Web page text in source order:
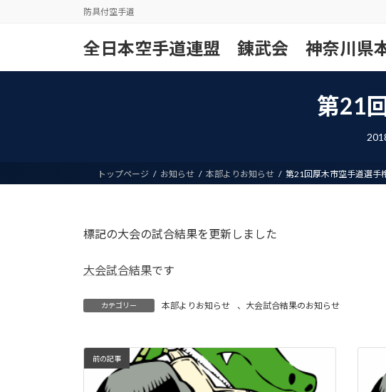
防具付空手道
全日本空手道連盟 錬武会 神奈川県
第21
トップページ お知らせ 本部よりお知らせ 第21回厚木市空手道選手
標記の大会の試合結果を更新しました
大会試合結果です
カテゴリー 本部よりお知らせ 、 大会試合結果のお知らせ
前の記事